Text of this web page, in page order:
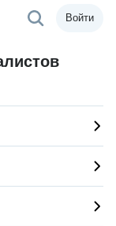
Войти